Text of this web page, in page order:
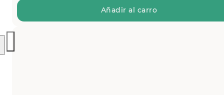
Añadir al carro